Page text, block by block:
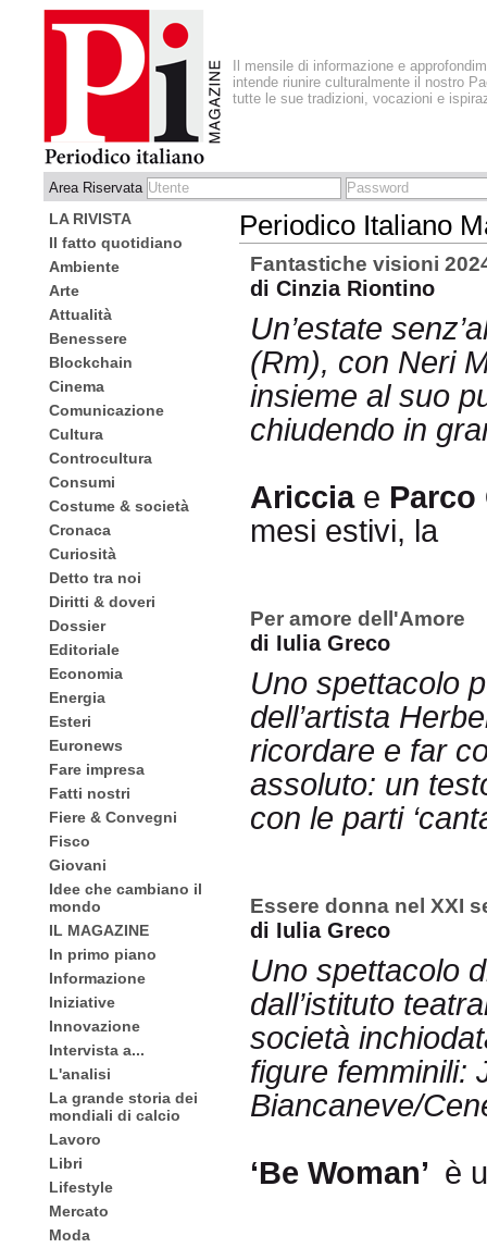
Il mensile di informazione e
intende riunire culturalmente il nostro
tutte le sue tradizioni, vocazioni e
Area Riservata
LA RIVISTA
Il fatto quotidiano
Ambiente
Arte
Attualità
Benessere
Blockchain
Cinema
Comunicazione
Cultura
Controcultura
Consumi
Costume & società
Cronaca
Curiosità
Detto tra noi
Diritti & doveri
Dossier
Editoriale
Economia
Energia
Esteri
Euronews
Fare impresa
Fatti nostri
Fiere & Convegni
Fisco
Giovani
Idee che cambiano il
mondo
IL MAGAZINE
In primo piano
Informazione
Iniziative
Innovazione
Intervista a...
L'analisi
La grande storia dei
mondiali di calcio
Lavoro
Libri
Lifestyle
Mercato
Moda
Periodico Italiano
Fantastiche visioni
di Cinzia Riontino
Un’estate
(Rm), con Neri
insieme al suo
chiudendo in
Ariccia e
mesi estivi, la
Per amore dell'Amore
di Iulia Greco
Uno spettacolo
dell’artista
ricordare e far
assoluto: un
con le parti
Essere donna nel XXI
di Iulia Greco
Uno spettacolo
dall’istituto
società
figure femminili:
Biancaneve/
‘Be Woman’ è